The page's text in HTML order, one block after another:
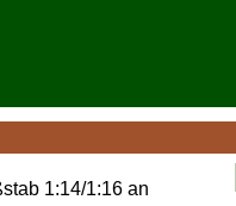
1:14/1:16 an